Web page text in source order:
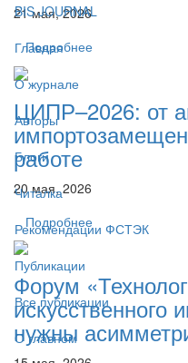
BIS JOURNAL
Главная
О журнале
Авторы
Блоги
Читалка
Рекомендации ФСТЭК
Публикации
Все публикации
О главном
21 мая, 2026
Подробнее
ЦИПР–2026: от
работе
20 мая, 2026
Подробнее
Форум
искусственного
нужны